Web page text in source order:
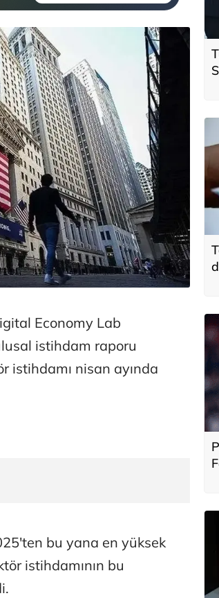
Economy Lab
istihdam raporu
istihdamı nisan ayında
bu yana en yüksek
istihdamının bu